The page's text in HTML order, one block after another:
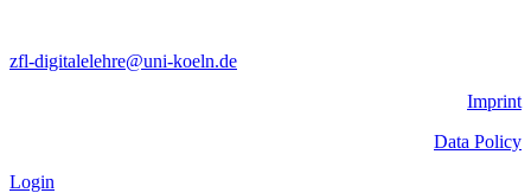
zfl-digitalelehre@uni-koeln.de
Imprint
Data Policy
Login